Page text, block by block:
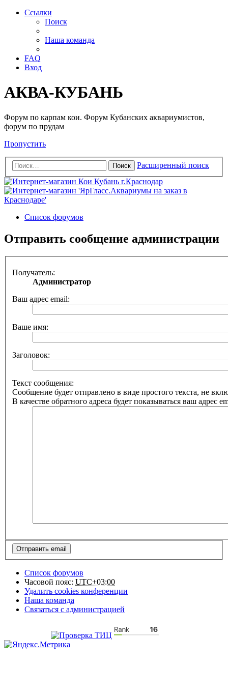
Ссылки
Поиск
Наша команда
FAQ
Вход
АКВА-КУБАНЬ
Форум по карпам кои. Форум Кубанских аквариумистов,
форум по прудам
Пропустить
Поиск Расширенный поиск
Список форумов
Отправить сообщение администрации
Получатель:
Администратор
Ваш адрес email:
Ваше имя:
Заголовок:
Текст сообщения:
Сообщение будет отправлено в виде простого текста, не
В качестве обратного адреса будет показываться ваш адрес
Список форумов
Часовой пояс: UTC+03:00
Удалить cookies конференции
Наша команда
Связаться с администрацией